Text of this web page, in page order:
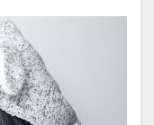
？
毛先のパサつき